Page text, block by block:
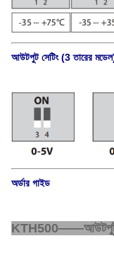
আউটপুট সেটিং (3 তারের
অর্ডার গাইড